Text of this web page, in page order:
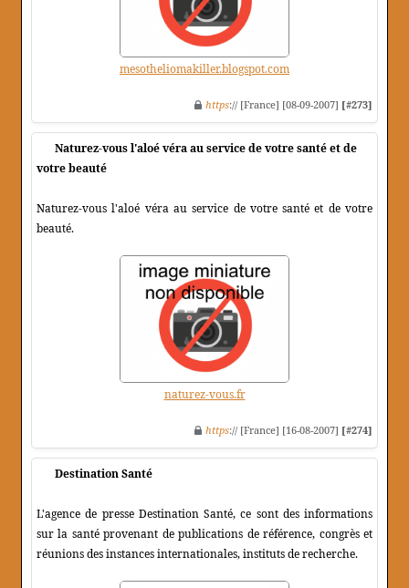
mesotheliomakiller.blogspot.com
https:// [France] [08-09-2007] [#273]
Naturez-vous l'aloé véra au service de votre santé et de
votre beauté
Naturez-vous l'aloé véra au service de votre santé et de votre
beauté.
naturez-vous.fr
https:// [France] [16-08-2007] [#274]
Destination Santé
L'agence de presse Destination Santé, ce sont des informations
sur la santé provenant de publications de référence, congrès et
réunions des instances internationales, instituts de recherche.